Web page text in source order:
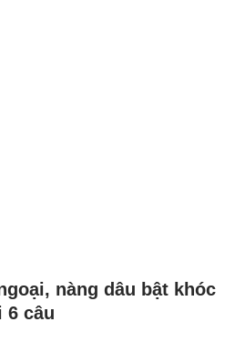
nàng dâu bật khóc
6 câu